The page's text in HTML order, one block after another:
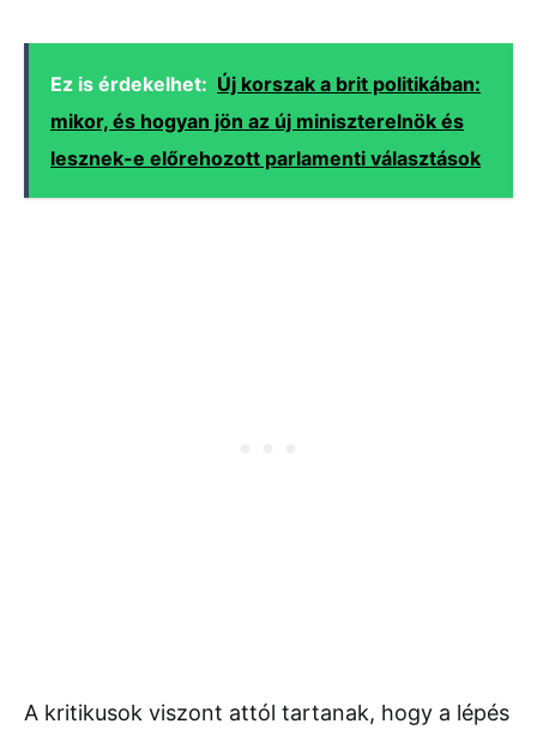
Ez is érdekelhet: Új korszak a brit politikában:
mikor, és hogyan jön az új miniszterelnök és
lesznek-e előrehozott parlamenti választások
A kritikusok viszont attól tartanak, hogy a lépés